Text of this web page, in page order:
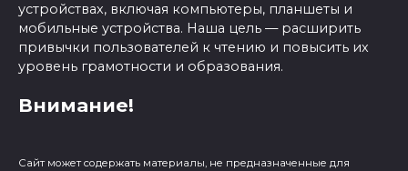
устройствах, включая компьютеры, планшеты и
мобильные устройства. Наша цель — расширить
привычки пользователей к чтению и повысить их
уровень грамотности и образования.
Внимание!
Сайт может содержать материалы, не предназначенные для